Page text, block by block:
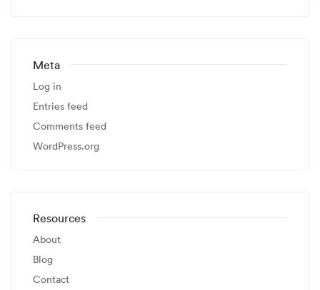
Meta
Log in
Entries feed
Comments feed
WordPress.org
Resources
About
Blog
Contact